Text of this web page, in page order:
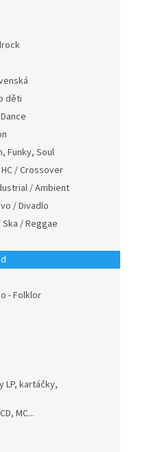
děti
Funky, Soul
/ Crossover
/ Ambient
/ Divadlo
/ Reggae
- Folklor
LP, kartáčky,
MC...